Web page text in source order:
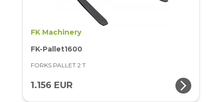
FK Machinery
FK-Pallet1600
FORKS PALLET 2 T
1.156 EUR arrow_forward_ios